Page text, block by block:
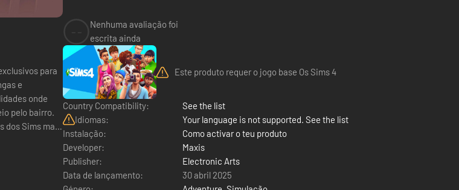
para
e
onde
pelo bairro.
Nenhuma avaliação foi
escrita ainda
Este produto requer o jogo base Os Sims 4
Country Compatibility:
See the list
Idiomas:
Your language is not supported. See the list
Instalação:
Como activar o teu produto
Developer:
Maxis
Publisher:
Electronic Arts
Data de lançamento:
30 abril 2025